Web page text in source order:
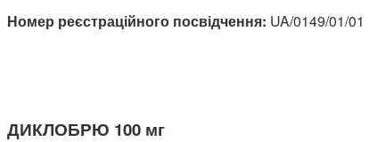
Номер реєстраційного посвідчення: UA/0149/01/01
ДИКЛОБРЮ 100 мг